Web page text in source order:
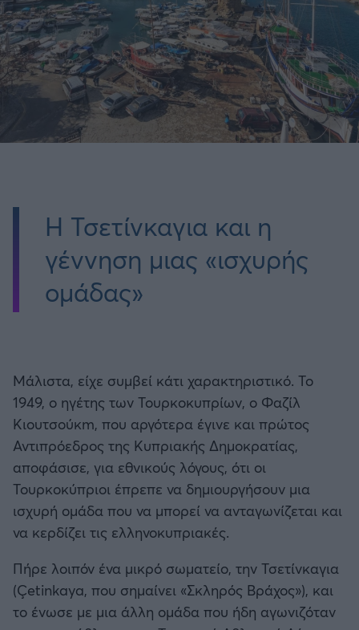
Η Τσετίνκαγια και η
γέννηση μιας «ισχυρής
ομάδας»
Μάλιστα, είχε συμβεί κάτι χαρακτηριστικό. Το
1949, ο ηγέτης των Τουρκοκυπρίων, ο Φαζίλ
Κιουτσούκm, που αργότερα έγινε και πρώτος
Αντιπρόεδρος της Κυπριακής Δημοκρατίας,
αποφάσισε, για εθνικούς λόγους, ότι οι
Τουρκοκύπριοι έπρεπε να δημιουργήσουν μια
ισχυρή ομάδα που να μπορεί να ανταγωνίζεται και
να κερδίζει τις ελληνοκυπριακές.
Πήρε λοιπόν ένα μικρό σωματείο, την Τσετίνκαγια
(Çetinkaya, που σημαίνει «Σκληρός Βράχος»), και
το ένωσε με μια άλλη ομάδα που ήδη αγωνιζόταν